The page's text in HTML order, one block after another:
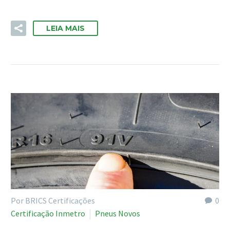
LEIA MAIS
0
Por BRICS Certificações
Certificação Inmetro
Pneus Novos